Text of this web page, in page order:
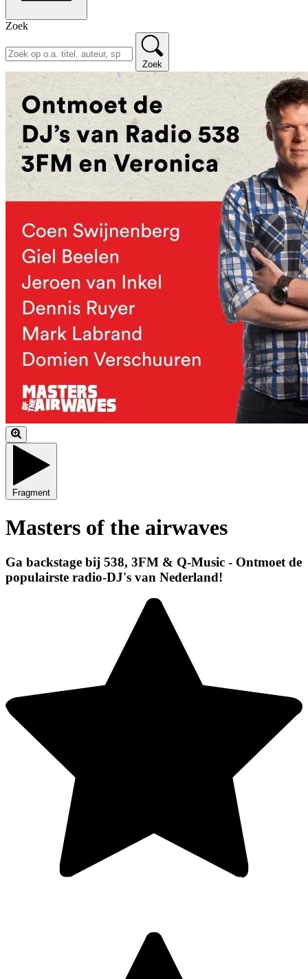
Zoek
Zoek
Fragment
Masters of the airwaves
Ga backstage bij 538, 3FM & Q-Music - Ontmoet de
populairste radio-DJ's van Nederland!